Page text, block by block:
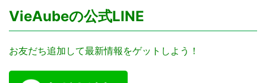
VieAubeの公式LINE
お友だち追加して最新情報をゲットしよう！